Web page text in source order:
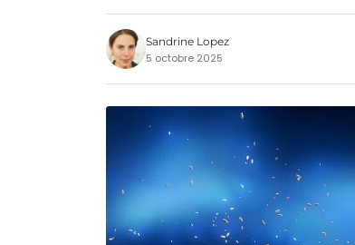
Sandrine Lopez
5 octobre 2025